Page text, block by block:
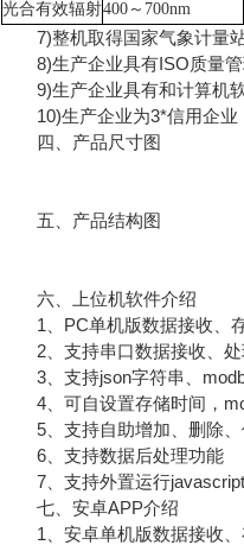
光合有效辐射400～700nm
7)整机取得国家气象计量
8)生产企业具有ISO质量管
9)生产企业具有和计算机
10)生产企业为3*信用企业
四、产品尺寸图
五、产品结构图
六、上位机软件介绍
1、PC单机版数据接收、
2、支持串口数据接收、处
3、支持json字符串、
4、可自设置存储时间，
5、支持自助增加、删除、
6、支持数据后处理功能
7、支持外置运行
七、安卓APP介绍
1、安卓单机版数据接收、